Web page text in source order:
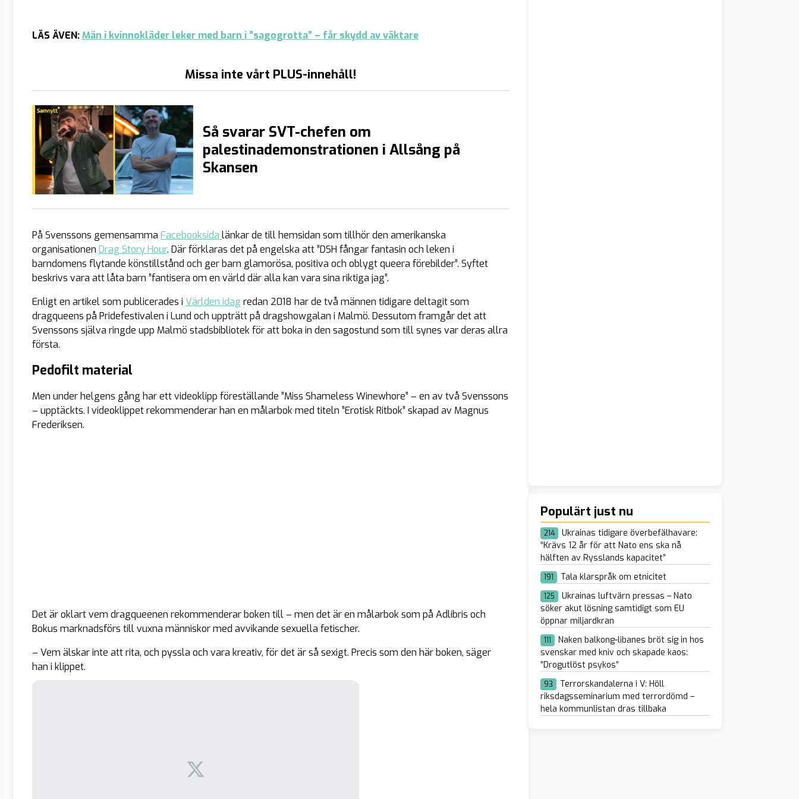
LÄS ÄVEN:Män i kvinnokläder leker med barn i ”sagogrotta” – får skydd av väktare
Missa inte vårt PLUS-innehåll!
Så svarar SVT-chefen om
palestinademonstrationen i Allsång på
Skansen
På Svenssons gemensamma Facebooksida länkar de till hemsidan som tillhör den amerikanska
organisationen Drag Story Hour. Där förklaras det på engelska att ”DSH fångar fantasin och leken i
barndomens flytande könstillstånd och ger barn glamorösa, positiva och oblygt queera förebilder”. Syftet
beskrivs vara att låta barn ”fantisera om en värld där alla kan vara sina riktiga jag”.
Enligt en artikel som publicerades i Världen idag redan 2018 har de två männen tidigare deltagit som
dragqueens på Pridefestivalen i Lund och uppträtt på dragshowgalan i Malmö. Dessutom framgår det att
Svenssons själva ringde upp Malmö stadsbibliotek för att boka in den sagostund som till synes var deras allra
första.
Pedofilt material
Men under helgens gång har ett videoklipp föreställande ”Miss Shameless Winewhore” – en av två Svenssons
– upptäckts. I videoklippet rekommenderar han en målarbok med titeln ”Erotisk Ritbok” skapad av Magnus
Frederiksen.
Det är oklart vem dragqueenen rekommenderar boken till – men det är en målarbok som på Adlibris och
Bokus marknadsförs till vuxna människor med avvikande sexuella fetischer.
– Vem älskar inte att rita, och pyssla och vara kreativ, för det är så sexigt. Precis som den här boken, säger
han i klippet.
Populärt just nu
214
Ukrainas tidigare överbefälhavare:
“Krävs 12 år för att Nato ens ska nå
hälften av Rysslands kapacitet”
191 Tala klarspråk om etnicitet
125
Ukrainas luftvärn pressas – Nato
söker akut lösning samtidigt som EU
öppnar miljardkran
111
Naken balkong-libanes bröt sig in hos
svenskar med kniv och skapade kaos:
”Drogutlöst psykos”
93
Terrorskandalerna i V: Höll
riksdagsseminarium med terrordömd –
hela kommunlistan dras tillbaka